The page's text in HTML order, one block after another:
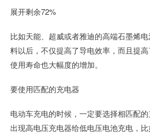
展开剩余72%
比如天能、超威或者雅迪的高端石墨烯
料以后，不仅提高了导电效率，而且提
使用寿命也大幅度的增加。
要使用匹配的充电器
电动车充电的时候，一定要选择相匹配
出现高电压充电器给低电压电池充电，